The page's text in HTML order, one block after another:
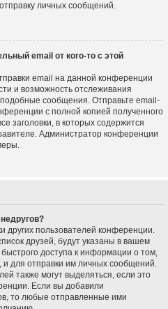
личных сообщений.
email от кого-то с этой
email на данной конференции
и возможность отслеживания
сообщения. Отправьте email-
с полной копией полученного
заголовки, в которых содержится
Администратор конференции
других пользователей конференции.
друзей, будут указаны в вашем
доступа к информации о том,
и для отправки им личных сообщений.
также могут выделяться, если это
Если вы добавили
то любые отправленные ими